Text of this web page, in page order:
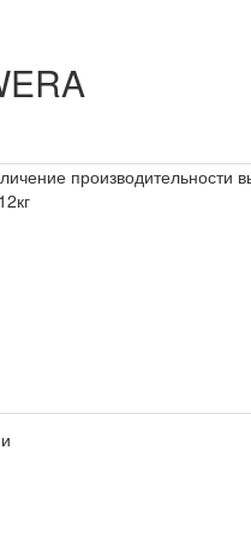
производительности